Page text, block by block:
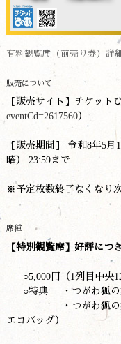
有料観覧席（前売り券）詳
販売について
【販売サイト】チケット
eventCd=2617560）
【販売期間】 令和8年5
曜） 23:59まで
※予定枚数終了なくなり
席種
【特別観覧席】 好評につ
○5,000円（1列目中央
○特典 ・つがわ狐の嫁
・つがわ狐の嫁入り
エコバッグ）